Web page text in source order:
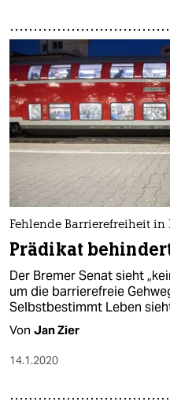
Fehlende Barrierefreiheit in
Prädikat
Der Bremer Senat sieht
um die barrierefreie
Selbstbestimmt Leben
Von Jan Zier
14.1.2020